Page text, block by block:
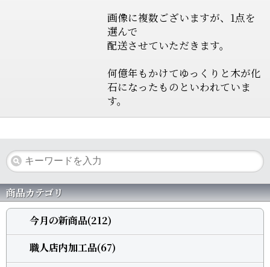
画像に複数ございますが、1点を
選んで
配送させていただきます。
何億年もかけてゆっくりと木が化
石になったものといわれていま
す。
商品カテゴリ
今月の新商品(212)
職人店内加工品(67)